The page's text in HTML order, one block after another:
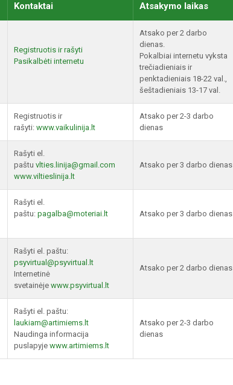
Kontaktai Atsakymo laikas
Registruotis ir rašyti
Pasikalbėti internetu
Atsako per 2 darbo
dienas.
Pokalbiai internetu vyksta
trečiadieniais ir
penktadieniais 18-22 val.,
šeštadieniais 13-17 val.
Registruotis ir
rašyti: www.vaikulinija.lt
Atsako per 2-3 darbo
dienas
Rašyti el.
paštu vlties.linija@gmail.com
www.viltieslinija.lt
Atsako per 3 darbo dienas
Rašyti el.
paštu: pagalba@moteriai.lt Atsako per 3 darbo dienas
Rašyti el. paštu:
psyvirtual@psyvirtual.lt
Internetinė
svetainėje www.psyvirtual.lt
Atsako per 2 darbo dienas
Rašyti el. paštu:
laukiam@artimiems.lt
Naudinga informacija
puslapyje www.artimiems.lt
Atsako per 2-3 darbo
dienas